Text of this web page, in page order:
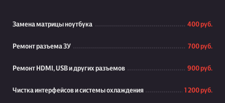
Замена матрицы ноутбука 400 руб.
Ремонт разъема ЗУ 700 руб.
Ремонт HDMI, USB и других разъемов 900 руб.
Чистка интерфейсов и системы охлаждения 1 200 руб.